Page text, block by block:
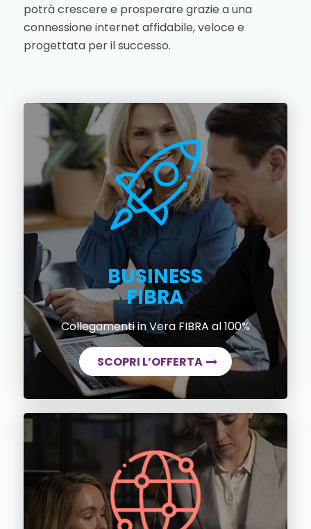
potrà crescere e prosperare grazie a una
connessione internet affidabile, veloce e
progettata per il successo.
BUSINESS
FIBRA
Collegamenti in Vera FIBRA al 100%
SCOPRI L’OFFERTA